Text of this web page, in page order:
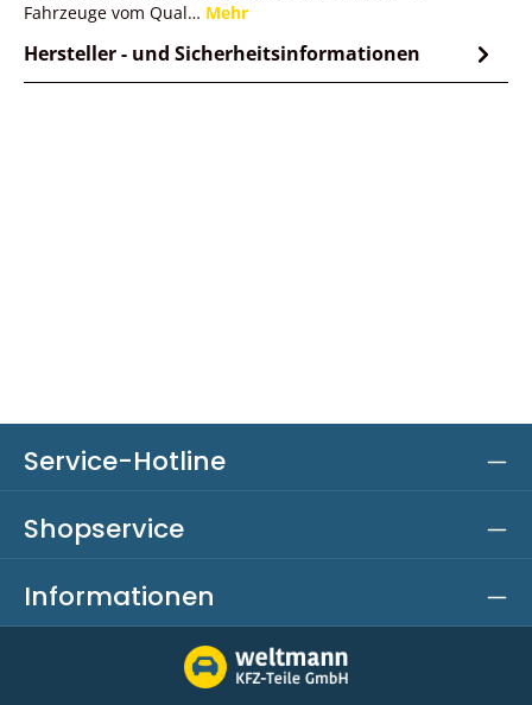
Fahrzeuge vom Qual… Mehr
Hersteller - und Sicherheitsinformationen
Service-Hotline
Shopservice
Informationen